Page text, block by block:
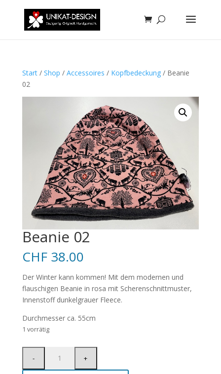
Start/ Shop / Accessoires / Kopfbedeckung/ Beanie
02
Beanie 02
CHF38.00
Der Winter kann kommen! Mit dem modernen und
flauschigen Beanie in rosa mit Scherenschnittmuster,
Innenstoff dunkelgrauer Fleece.
Durchmesser ca. 55cm
1 vorrätig